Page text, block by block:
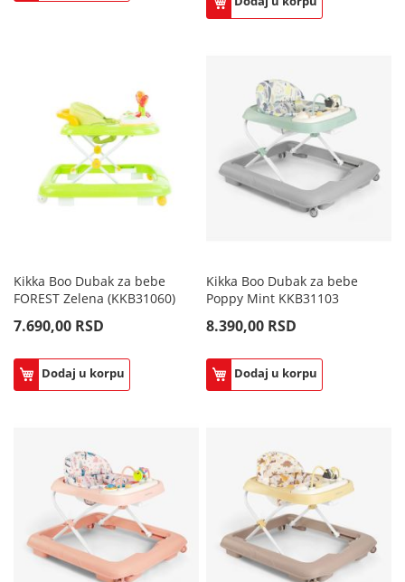
Kikka Boo Dubak za bebe
FOREST Zelena (KKB31060)
7.690,00 RSD
Dodaj u korpu
Kikka Boo Dubak za bebe
Poppy Mint KKB31103
8.390,00 RSD
Dodaj u korpu